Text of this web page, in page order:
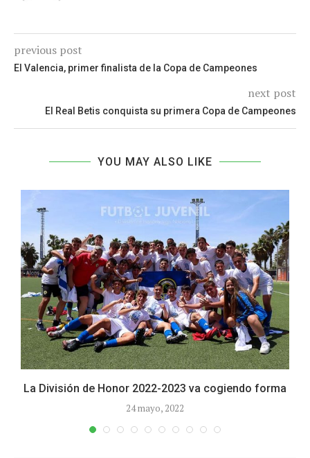
previous post
El Valencia, primer finalista de la Copa de Campeones
next post
El Real Betis conquista su primera Copa de Campeones
YOU MAY ALSO LIKE
La División de Honor 2022-2023 va cogiendo forma
24 mayo, 2022